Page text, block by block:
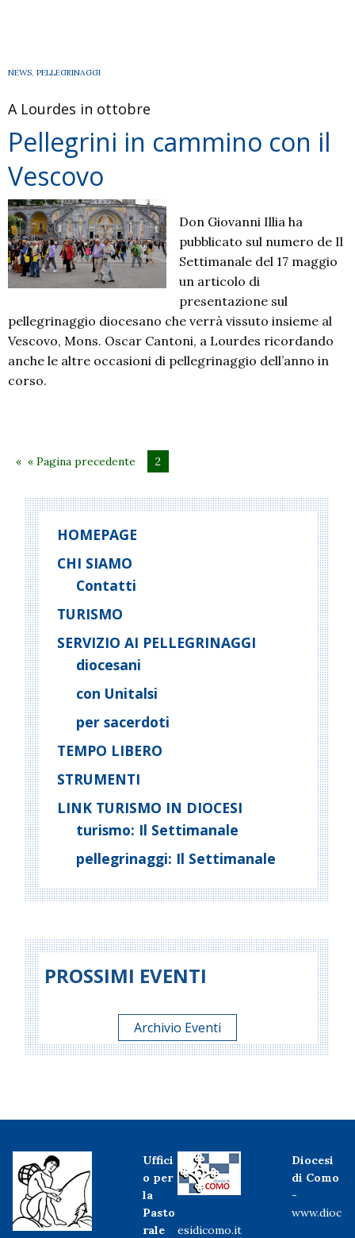
NEWS, PELLEGRINAGGI
A Lourdes in ottobre
Pellegrini in cammino con il
Vescovo
Don Giovanni Illia ha
pubblicato sul numero de Il
Settimanale del 17 maggio
un articolo di
presentazione sul
pellegrinaggio diocesano che verrà vissuto insieme al
Vescovo, Mons. Oscar Cantoni, a Lourdes ricordando
anche le altre occasioni di pellegrinaggio dell’anno in
corso.
« Pagina precedente 2
HOMEPAGE
CHI SIAMO
Contatti
TURISMO
SERVIZIO AI PELLEGRINAGGI
diocesani
con Unitalsi
per sacerdoti
TEMPO LIBERO
STRUMENTI
LINK TURISMO IN DIOCESI
turismo: Il Settimanale
pellegrinaggi: Il Settimanale
PROSSIMI EVENTI
Archivio Eventi
Uffici
o per
la
Pasto
rale
Diocesi
di Como
-
www.dioc
esidicomo.it